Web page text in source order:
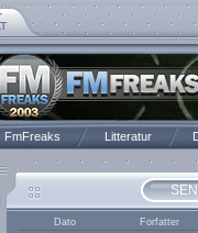
Litteratur
Dato
Forfatter